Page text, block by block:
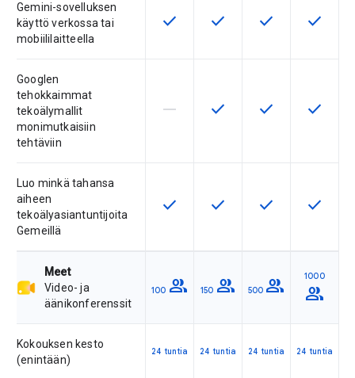
Gemini-sovelluksen
käyttö verkossa tai
mobiililaitteella
Tämä ominaisuus on saatavilla
check Tämä ominaisuus on
check Tämä
check Tämä
check
Googlen
tehokkaimmat
tekoälymallit
monimutkaisiin
tehtäviin
Tuote ei tue tätä ominaisuutta
horizontal_rule Tämä ominaisuus on
check Tämä
check Tämä
check
Luo minkä tahansa
aiheen
tekoälyasiantuntijoita
Gemeillä
Tämä ominaisuus on saatavilla
check Tämä ominaisuus on
check Tämä
check Tämä
check
Meet
Video- ja
äänikonferenssit
100 group 150 group 500 group 1000
group
Kokouksen kesto
(enintään)
24 tuntia 24 tuntia 24 tuntia 24 tuntia